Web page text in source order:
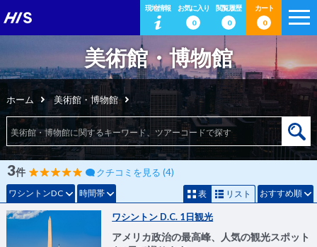
現地情報
お気に入り
0
閲覧履歴
0
カート
0
美術館・博物館
ホーム 美術館・博物館
ワシントンDC 時間帯
3件 クチコミを見る (4)
表 リスト おすすめ順
ワシントン D.C. 1日観光
アメリカ政治の最高峰、人気の観光スポット